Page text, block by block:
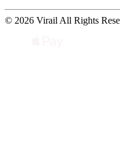
© 2026 Virail All Rights